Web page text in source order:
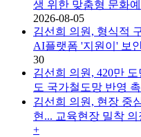
생 위한 맞춤형 문화
2026-08-05
김선희 의원, 형식적
AI플랫폼 '지원이' 보
30
김선희 의원, 420만
도 국가철도망 반영
김선희 의원, 현장 중
현... 교육현장 밀착
+